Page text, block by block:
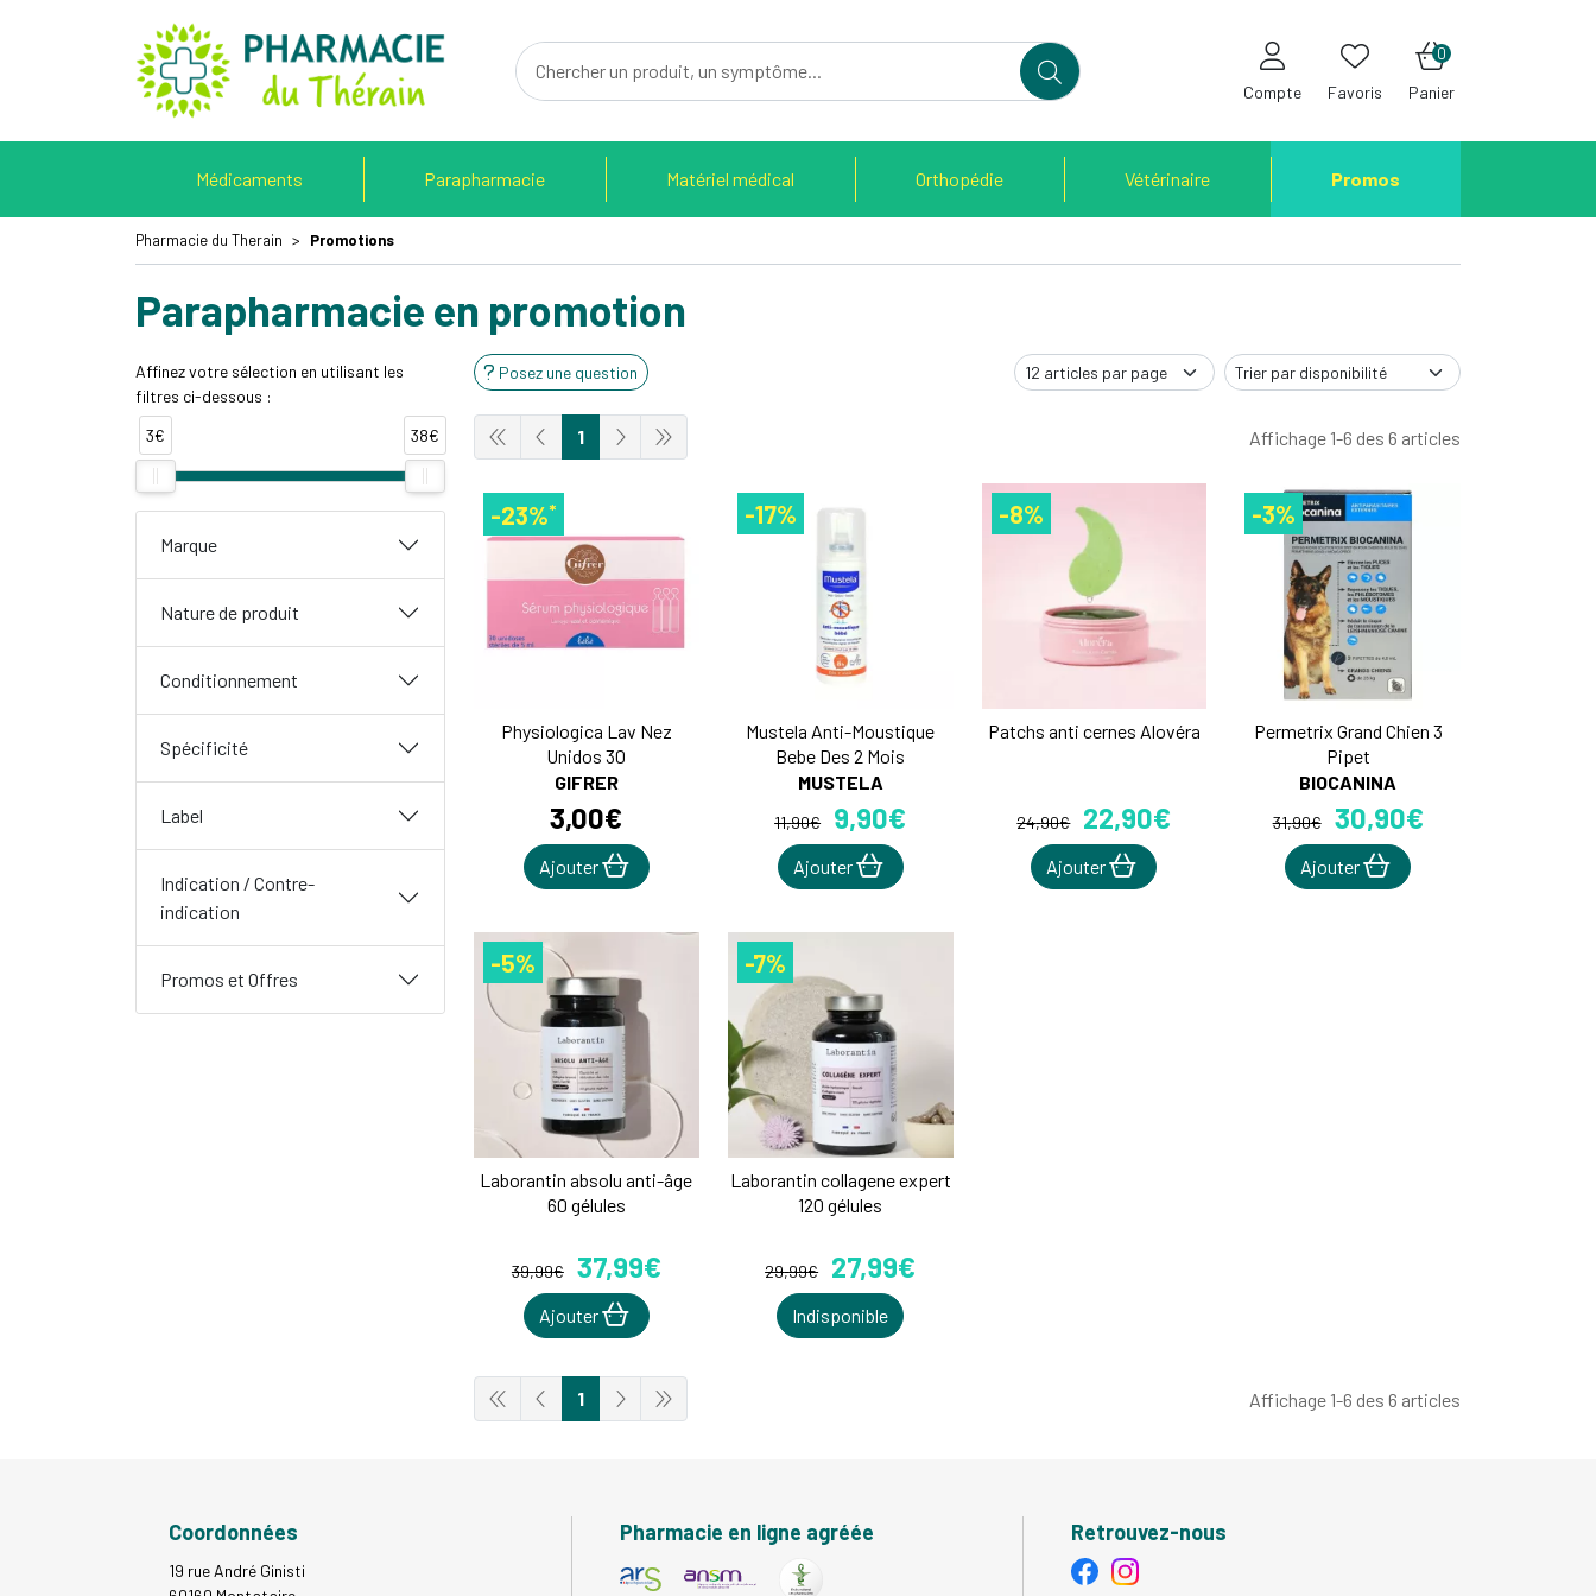
Pharmacie du Therain Votre pharmacie en ligne à votre service
Compte Favoris Panier
0
Médicaments Parapharmacie Matériel médical Orthopédie Vétérinaire Promos
Pharmacie du Therain Promotions
Parapharmacie en promotion
Posez une question
Affichage 1-6 des 6 articles
1
-23%*
Physiologica Lav Nez
Unidos 30
GIFRER
3,00€
Ajouter
-17%
Mustela Anti-Moustique
Bebe Des 2 Mois
MUSTELA
11,90€ 9,90€
Ajouter
-8%
Patchs anti cernes Alovéra
24,90€ 22,90€
Ajouter
-3%
Permetrix Grand Chien 3
Pipet
BIOCANINA
31,90€ 30,90€
Ajouter
-5%
Laborantin absolu anti-âge
60 gélules
39,99€ 37,99€
Ajouter
-7%
Laborantin collagene expert
120 gélules
29,99€ 27,99€
Indisponible
Affichage 1-6 des 6 articles
1
Affinez votre sélection en utilisant les
filtres ci-dessous :
3€
38€
Marque
Nature de produit
Conditionnement
Spécificité
Label
Indication / Contre-
indication
Promos et Offres
Coordonnées
19 rue André Ginisti
Pharmacie en ligne agréée Retrouvez-nous